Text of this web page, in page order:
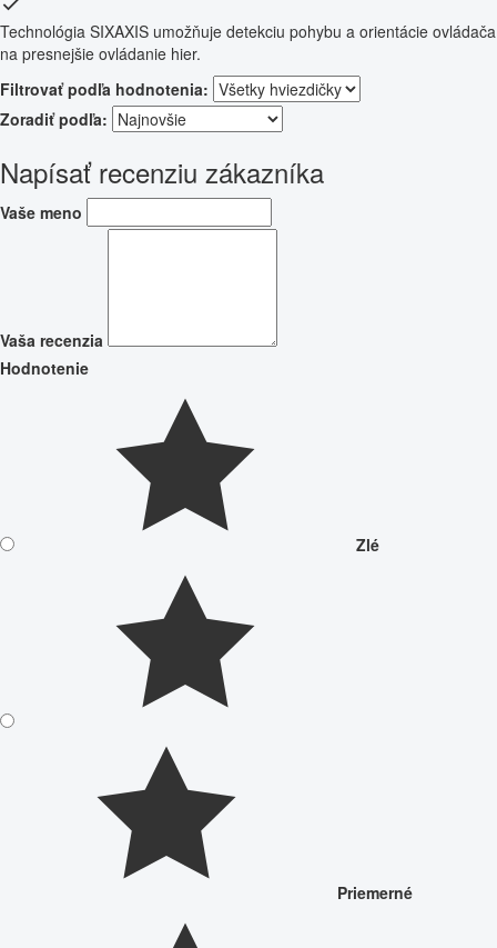
Technológia SIXAXIS umožňuje detekciu pohybu a orientácie ovládača
na presnejšie ovládanie hier.
Filtrovať podľa hodnotenia:
Zoradiť podľa:
Napísať recenziu zákazníka
Vaše meno
Vaša recenzia
Hodnotenie
Zlé
Priemerné